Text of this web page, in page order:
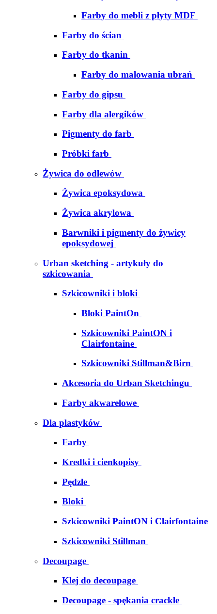
Farby do mebli z płyty MDF
Farby do ścian
Farby do tkanin
Farby do malowania ubrań
Farby do gipsu
Farby dla alergików
Pigmenty do farb
Próbki farb
Żywica do odlewów
Żywica epoksydowa
Żywica akrylowa
Barwniki i pigmenty do żywicy
epoksydowej
Urban sketching - artykuły do
szkicowania
Szkicowniki i bloki
Bloki PaintOn
Szkicowniki PaintON i
Clairfontaine
Szkicowniki Stillman&Birn
Akcesoria do Urban Sketchingu
Farby akwarelowe
Dla plastyków
Farby
Kredki i cienkopisy
Pędzle
Bloki
Szkicowniki PaintON i Clairfontaine
Szkicowniki Stillman
Decoupage
Klej do decoupage
Decoupage - spękania crackle